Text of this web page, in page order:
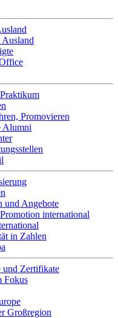
Promovieren
Alumni
und Angebote
international
in Zahlen
und Zertifikate
Fokus
Großregion